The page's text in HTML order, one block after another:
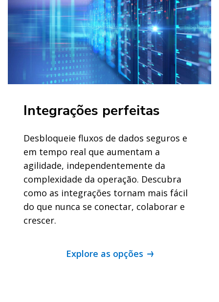
Integrações perfeitas
Desbloqueie fluxos de dados seguros e
em tempo real que aumentam a
agilidade, independentemente da
complexidade da operação. Descubra
como as integrações tornam mais fácil
do que nunca se conectar, colaborar e
crescer.
Explore as opções